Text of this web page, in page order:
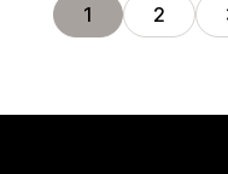
1 2